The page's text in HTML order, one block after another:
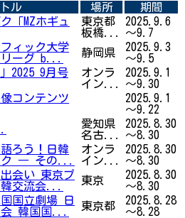
ル 場所
期間
「MZホギュ
東京都
板橋...
2025.9.6
～9.7
ィック大学
リーグ b...
静岡県
2025.9.3
～9.5
2025 9月号
オンラ
イン...
2025.9.1
～9.30
コンテンツ
2025.9.1
～9.22
愛知県
名古...
2025.8.30
～8.30
ろう！日韓
ク ― その...
オンラ
イン...
2025.8.30
～8.30
会い 東京プ
交流会...
東京
2025.8.30
～8.30
国立劇場 日
会 韓国国...
東京都
2025.8.28
～8.28